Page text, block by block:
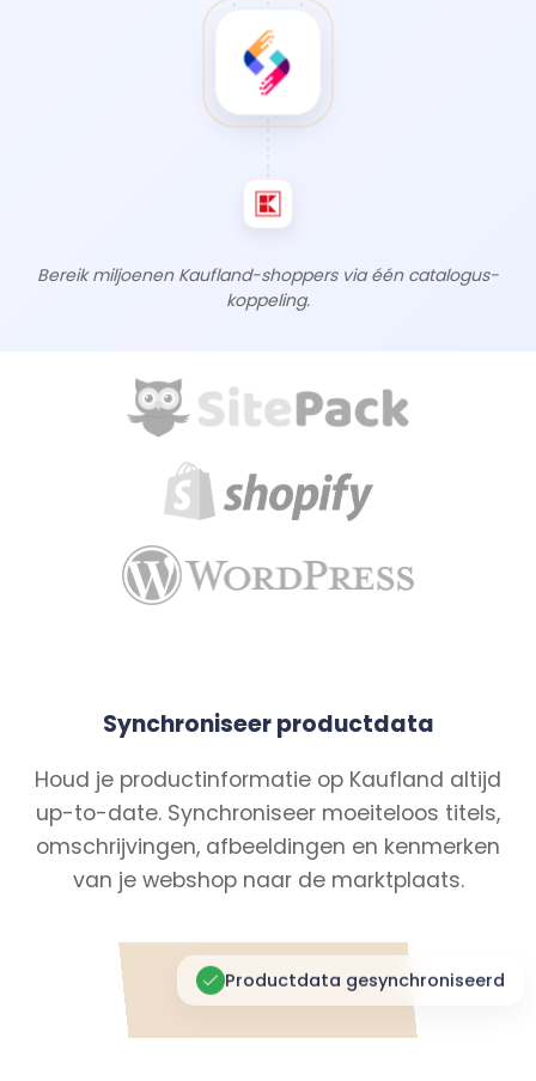
Bereik miljoenen Kaufland-shoppers via één catalogus-
koppeling.
Synchroniseer productdata
Houd je productinformatie op Kaufland altijd
up-to-date. Synchroniseer moeiteloos titels,
omschrijvingen, afbeeldingen en kenmerken
van je webshop naar de marktplaats.
Productdata gesynchroniseerd